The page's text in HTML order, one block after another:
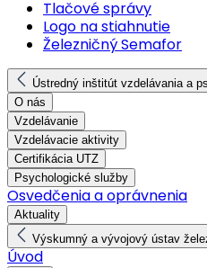
Tlačové správy
Logo na stiahnutie
Železničný Semafor
Ústredný inštitút vzdelávania a
O nás
Vzdelávanie
Vzdelávacie aktivity
Certifikácia UTZ
Psychologické služby
Osvedčenia a oprávnenia
Aktuality
Výskumný a vývojový ústav
Úvod